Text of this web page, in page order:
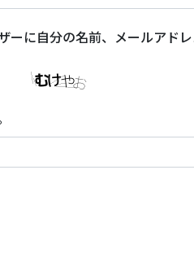
に自分の名前、メールアドレ